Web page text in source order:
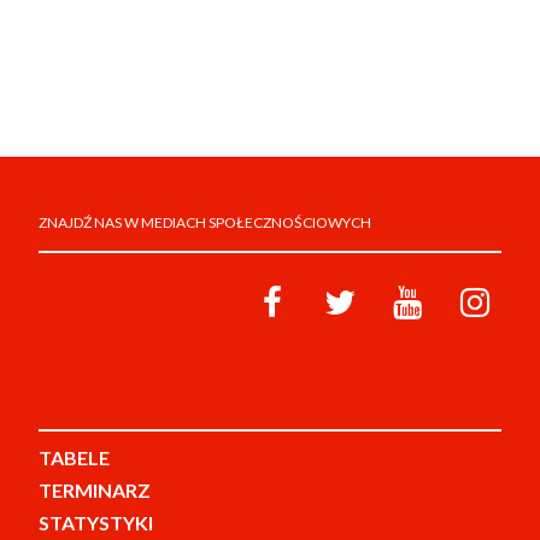
ZNAJDŹ NAS W MEDIACH SPOŁECZNOŚCIOWYCH
TABELE
TERMINARZ
STATYSTYKI